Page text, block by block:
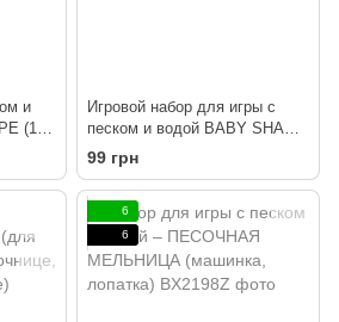
и
(11
Игровой набор для игры с
песком и водой BABY SHARK
- ПАСОЧКИ
99 грн
6
6